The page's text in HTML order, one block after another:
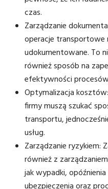
czas.
Zarządzanie
operacje transportowe
udokumentowane. To
również sposób na
efektywności
Optymalizacja
firmy muszą szukać
transportu,
usług.
Zarządzanie ryzykiem:
również z
jak wypadki,
ubezpieczenia oraz